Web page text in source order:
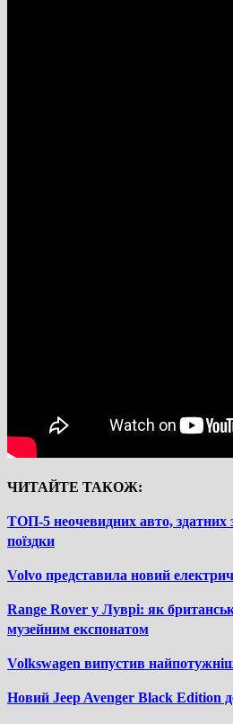
ЧИТАЙТЕ ТАКОЖ:
ТОП-5 неочевидних авто, здатних
поїздки
Volvo представила новий
Range Rover у Луврі: як
музейним експонатом
Volkswagen випустив
Новий Jeep Avenger Black Edition